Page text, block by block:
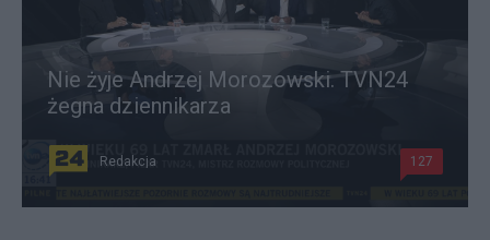
Nie żyje Andrzej Morozowski. TVN24
żegna dziennikarza
Redakcja 127